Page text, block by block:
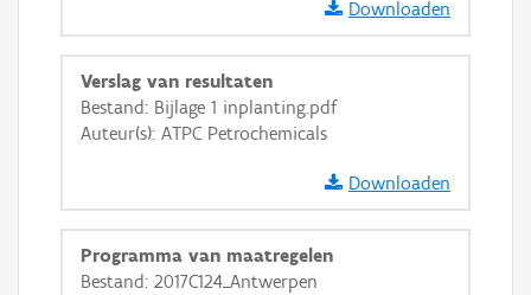
Ortho
GRB-Basiskaart
GRB-Basiskaart in grijswaarden
Downloaden
Verslag van resultaten
Bestand: Bijlage 1 inplanting.pdf
Auteur(s): ATPC Petrochemicals
Downloaden
Programma van maatregelen
Bestand: 2017C124_Antwerpen